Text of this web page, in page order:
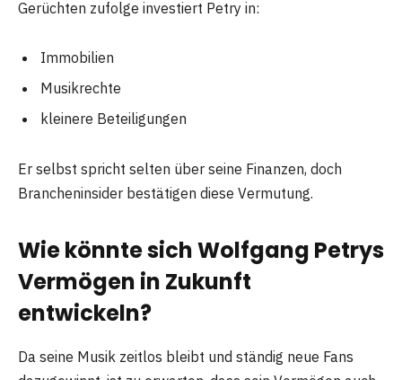
Gerüchten zufolge investiert Petry in:
Immobilien
Musikrechte
kleinere Beteiligungen
Er selbst spricht selten über seine Finanzen, doch
Brancheninsider bestätigen diese Vermutung.
Wie könnte sich Wolfgang Petrys
Vermögen in Zukunft
entwickeln?
Da seine Musik zeitlos bleibt und ständig neue Fans